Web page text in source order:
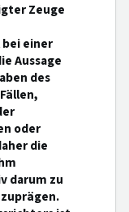
Zeuge
einer
Aussage
des
oder
die
darum zu